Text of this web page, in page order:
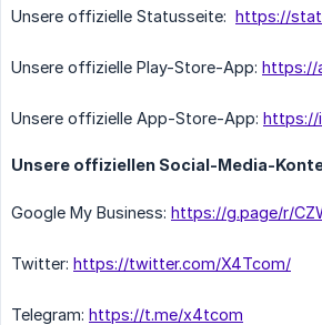
Unsere offizielle Statusseite: https://
Unsere offizielle Play-Store-App: https://
Unsere offizielle App-Store-App: https://
Unsere offiziellen Social-Media-
Google My Business: https://g.page/r/
Twitter: https://twitter.com/X4Tcom/
Telegram: https://t.me/x4tcom